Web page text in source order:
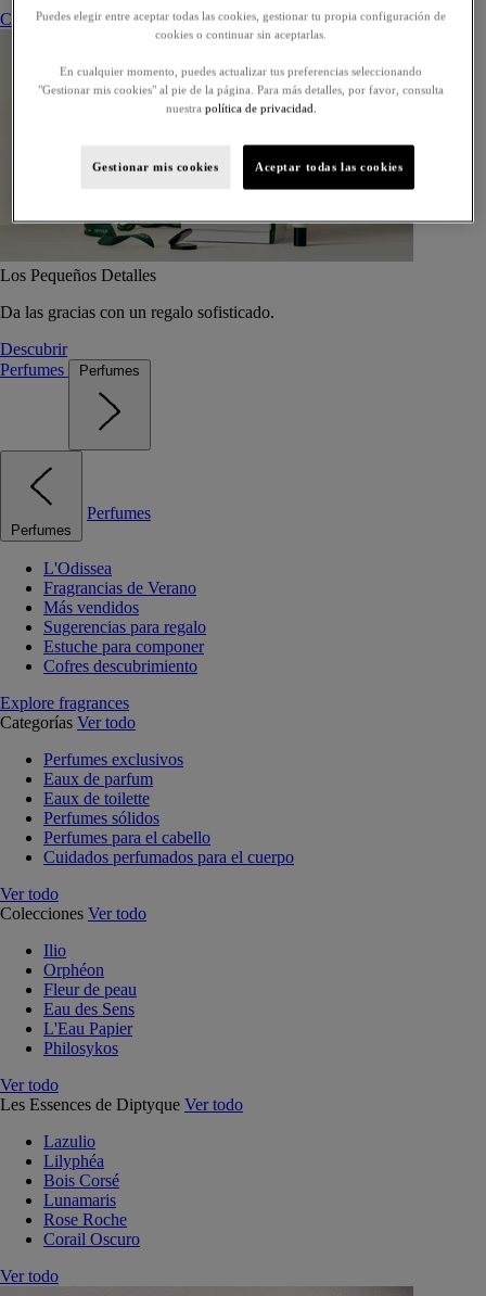
Componer su estuche
Los Pequeños Detalles
Da las gracias con un regalo sofisticado.
Descubrir
Perfumes
Perfumes
Perfumes
Perfumes
L'Odissea
Fragrancias de Verano
Más vendidos
Sugerencias para regalo
Estuche para componer
Cofres descubrimiento
Explore fragrances
Categorías Ver todo
Perfumes exclusivos
Eaux de parfum
Eaux de toilette
Perfumes sólidos
Perfumes para el cabello
Cuidados perfumados para el cuerpo
Ver todo
Colecciones Ver todo
Ilio
Orphéon
Fleur de peau
Eau des Sens
L'Eau Papier
Philosykos
Ver todo
Les Essences de Diptyque Ver todo
Lazulio
Lilyphéa
Bois Corsé
Lunamaris
Rose Roche
Corail Oscuro
Ver todo
Puedes elegir entre aceptar todas las cookies, gestionar tu propia configuración de
cookies o continuar sin aceptarlas.
En cualquier momento, puedes actualizar tus preferencias seleccionando
"Gestionar mis cookies" al pie de la página. Para más detalles, por favor, consulta
nuestra política de privacidad.
Gestionar mis cookies Aceptar todas las cookies